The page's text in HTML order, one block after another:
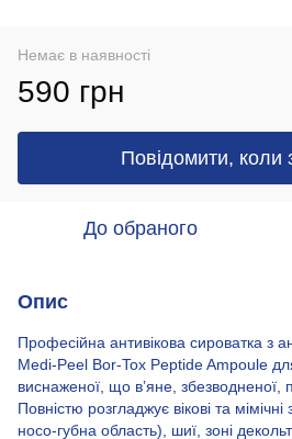
Немає в наявності
590 грн
Повідомити, коли
До обраного
Опис
Професійна антивікова сироватка з
Medi-Peel Bor-Tox Peptide Ampoule
виснаженої, що в’яне, збезводненої,
Повністю розгладжує вікові та
носо-губна область), шиї, зоні